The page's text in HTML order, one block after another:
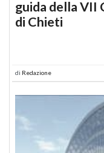
guida della VII
di Chieti
di Redazione